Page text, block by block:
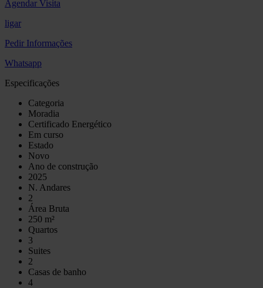
Agendar Visita
ligar
Pedir Informações
Whatsapp
Especificações
Categoria
Moradia
Certificado Energético
Em curso
Estado
Novo
Ano de construção
2025
N. Andares
2
Área Bruta
250 m²
Quartos
3
Suites
2
Casas de banho
4